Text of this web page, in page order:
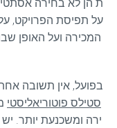
המכירה ועל האופן
בפועל, אין תשובה
סטילס פוטוריאליסטי
ירה ומשכנעת יותר.